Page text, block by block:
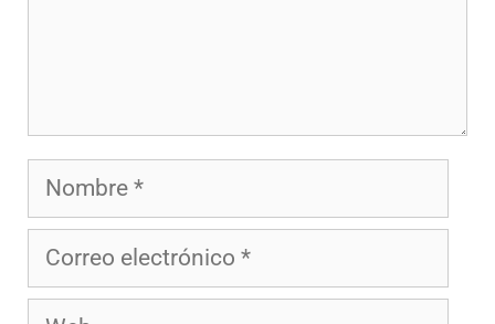
Nombre
Correo
electrónico
Web